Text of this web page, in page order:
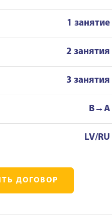
1 занятие
2 занятия
3 занятия
B→A
LV/RU
ДОГОВОР